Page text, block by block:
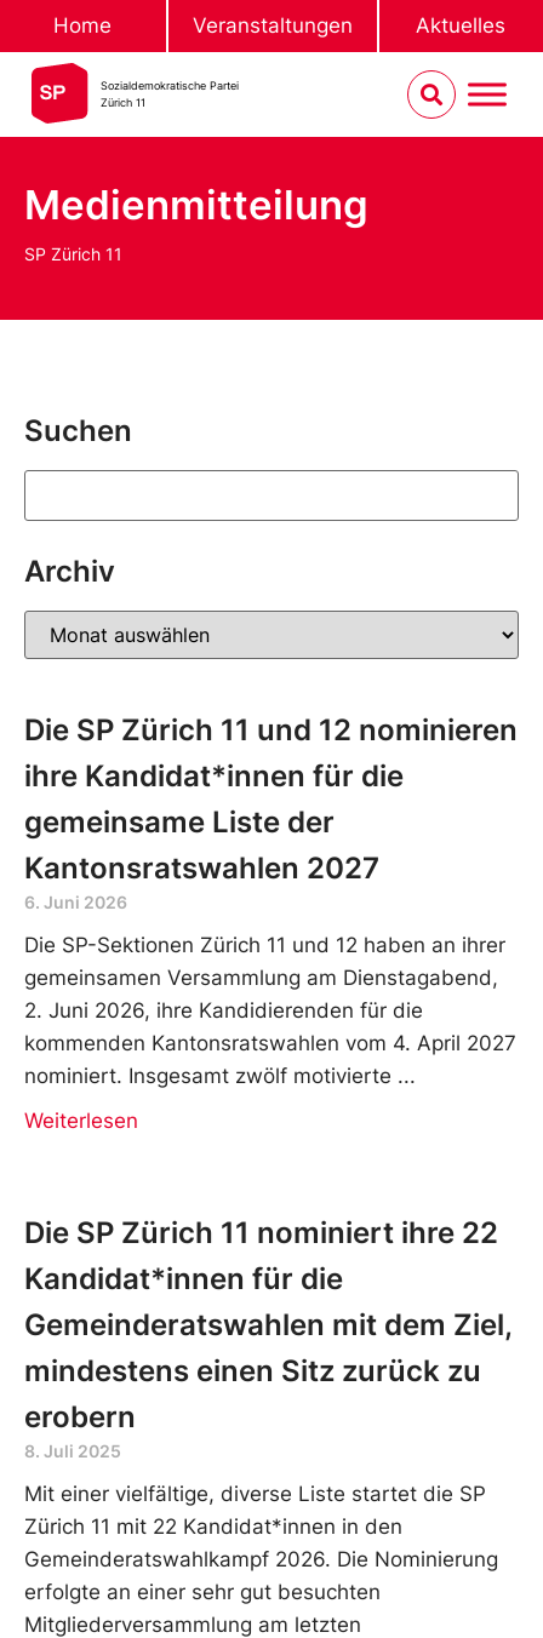
Home Veranstaltungen Aktuelles
Sozialdemokratische Partei
Zürich 11
Medienmitteilung
SP Zürich 11
Suchen
Archiv
Die SP Zürich 11 und 12 nominieren
ihre Kandidat*innen für die
gemeinsame Liste der
Kantonsratswahlen 2027
6. Juni 2026
Die SP-Sektionen Zürich 11 und 12 haben an ihrer
gemeinsamen Versammlung am Dienstagabend,
2. Juni 2026, ihre Kandidierenden für die
kommenden Kantonsratswahlen vom 4. April 2027
nominiert. Insgesamt zwölf motivierte
Weiterlesen
Die SP Zürich 11 nominiert ihre 22
Kandidat*innen für die
Gemeinderatswahlen mit dem Ziel,
mindestens einen Sitz zurück zu
erobern
8. Juli 2025
Mit einer vielfältige, diverse Liste startet die SP
Zürich 11 mit 22 Kandidat*innen in den
Gemeinderatswahlkampf 2026. Die Nominierung
erfolgte an einer sehr gut besuchten
Mitgliederversammlung am letzten